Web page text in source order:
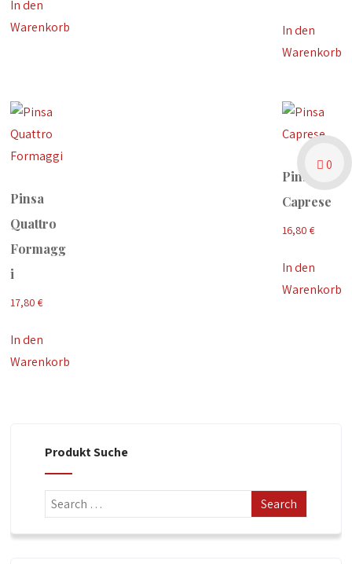
In den
Warenkorb
In den
Warenkorb
Pinsa
Quattro
Formagg
i
17,80€
In den
Warenkorb
Pinsa
Caprese
16,80 €
In den
Warenkorb
Produkt Suche
0